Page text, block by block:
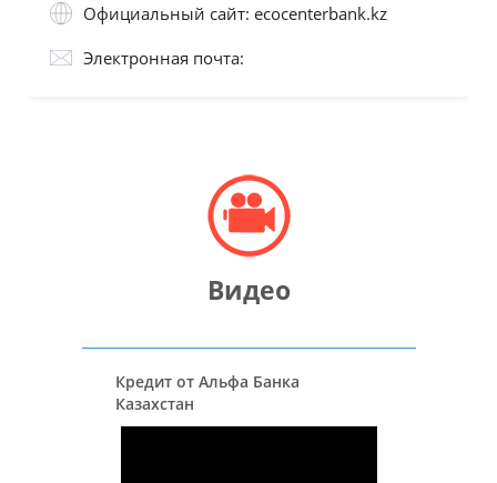
Официальный сайт: ecocenterbank.kz
Электронная почта:
Видео
Кредит от Альфа Банка
Казахстан